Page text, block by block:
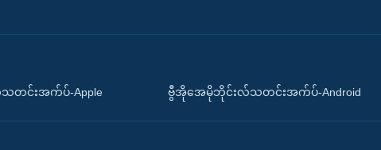
တင်းအက်ပ်-Apple ဗွီအိုအေမိုဘိုင်းလ်သတင်းအက်ပ်-Android